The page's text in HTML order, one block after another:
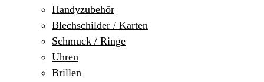
Handyzubehör
Blechschilder / Karten
Schmuck / Ringe
Uhren
Brillen